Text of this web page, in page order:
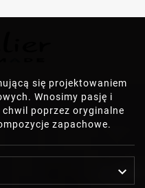
się projektowaniem
Wnosimy pasję i
poprzez oryginalne
zapachowe.
